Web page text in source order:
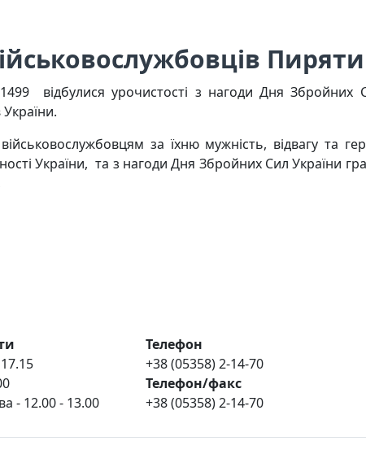
відбулися урочистості з нагоди Дня Збройних
за їхню мужність, відвагу та
України, та з нагоди Дня Збройних Сил України
- 12.00 - 13.00
Телефон
+38 (05358) 2-14-70
Телефон/факс
+38 (05358) 2-14-70